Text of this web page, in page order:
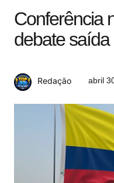
Conferência
debate
Redação abril